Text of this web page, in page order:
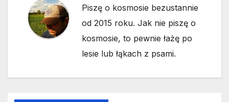
Piszę o kosmosie bezustannie
od 2015 roku. Jak nie piszę o
kosmosie, to pewnie łażę po
lesie lub łąkach z psami.